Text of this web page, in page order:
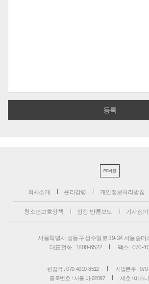
PC버전
회사소개 윤리강령 개인정보처리방침
청소년보호정책 정정·반론보도 기사심
서울특별시 성동구 성수일로 39-34 서울숲더
대표전화 : 1800-6522
팩스 : 070-
편집국 : 070-4010-8512
사업본부 :
등록번호 : 서울 아 02897
제호 : 비즈